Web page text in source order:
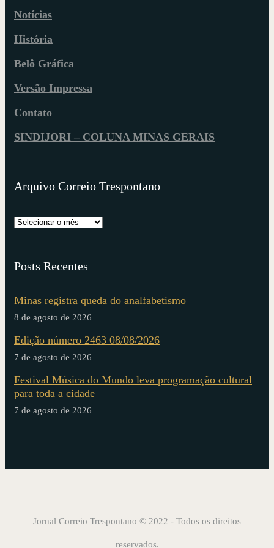
Notícias
História
Belô Gráfica
Versão Impressa
Contato
SINDIJORI – COLUNA MINAS GERAIS
Arquivo Correio Trespontano
Posts Recentes
Minas registra queda do analfabetismo
8 de agosto de 2026
Edição número 2463 08/08/2026
7 de agosto de 2026
Festival Música do Mundo leva programação cultural
para toda a cidade
7 de agosto de 2026
Jornal Correio Trespontano © 2022 - Todos os direitos
reservados.